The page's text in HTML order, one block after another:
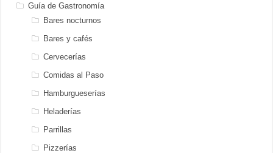
Guía de Gastronomía
Bares nocturnos
Bares y cafés
Cervecerías
Comidas al Paso
Hamburgueserías
Heladerías
Parrillas
Pizzerías